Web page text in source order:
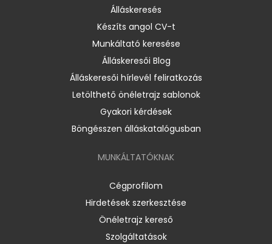
Álláskeresés
Készíts angol CV-t
Munkáltató keresése
Álláskeresői Blog
Álláskeresői hírlevél feliratkozás
Letölthető önéletrajz sablonok
Gyakori kérdések
Böngésszen álláskatalógusban
MUNKÁLTATÓKNAK
Cégprofilom
Hirdetések szerkesztése
Önéletrajz kereső
Szolgáltatások